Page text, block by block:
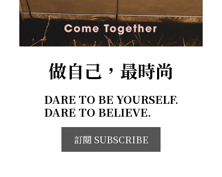
做自己，最時尚
DARE TO BE YOURSELF.
DARE TO BELIEVE.
訂閱 SUBSCRIBE